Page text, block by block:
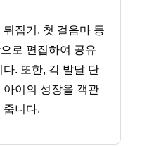
뒤집기, 첫 걸음마 등
로 편집하여 공유
. 또한, 각 발달 단
이의 성장을 객관
줍니다.